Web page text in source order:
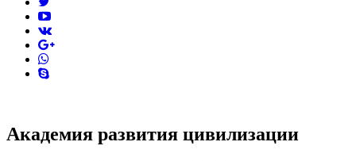
youtube
vk
skype
Академия развития цивилизации